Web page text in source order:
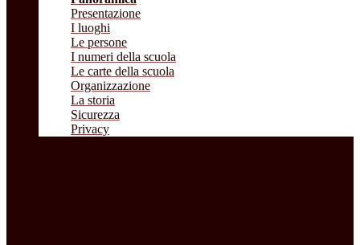
Presentazione
I luoghi
Le persone
I numeri della scuola
Le carte della scuola
Organizzazione
La storia
Sicurezza
Privacy